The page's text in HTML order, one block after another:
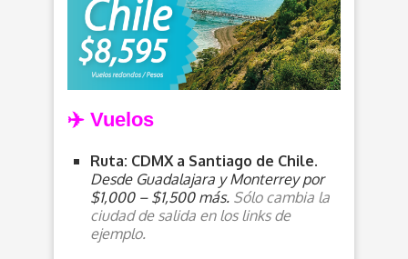
✈️ Vuelos
Ruta: CDMX a Santiago de Chile.
Desde Guadalajara y Monterrey por
$1,000 – $1,500 más. Sólo cambia la
ciudad de salida en los links de
ejemplo.